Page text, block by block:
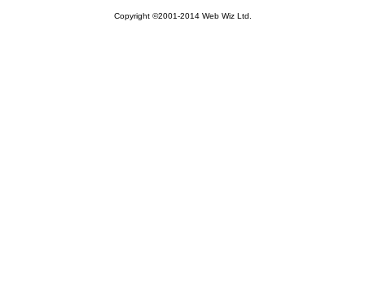
Copyright ©2001-2014 Web Wiz Ltd.